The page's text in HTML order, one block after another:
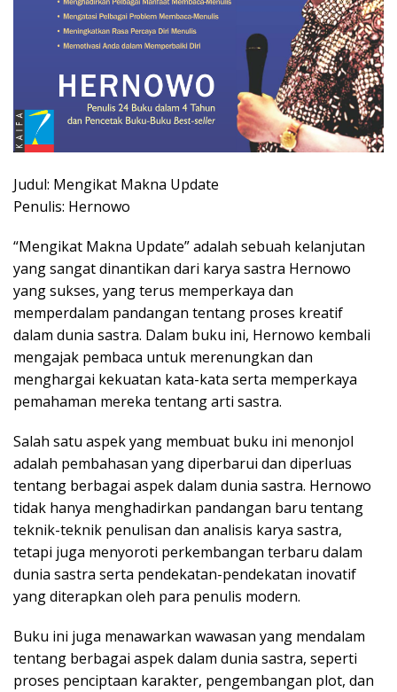
Judul: Mengikat Makna Update
Penulis: Hernowo
“Mengikat Makna Update” adalah sebuah kelanjutan
yang sangat dinantikan dari karya sastra Hernowo
yang sukses, yang terus memperkaya dan
memperdalam pandangan tentang proses kreatif
dalam dunia sastra. Dalam buku ini, Hernowo kembali
mengajak pembaca untuk merenungkan dan
menghargai kekuatan kata-kata serta memperkaya
pemahaman mereka tentang arti sastra.
Salah satu aspek yang membuat buku ini menonjol
adalah pembahasan yang diperbarui dan diperluas
tentang berbagai aspek dalam dunia sastra. Hernowo
tidak hanya menghadirkan pandangan baru tentang
teknik-teknik penulisan dan analisis karya sastra,
tetapi juga menyoroti perkembangan terbaru dalam
dunia sastra serta pendekatan-pendekatan inovatif
yang diterapkan oleh para penulis modern.
Buku ini juga menawarkan wawasan yang mendalam
tentang berbagai aspek dalam dunia sastra, seperti
proses penciptaan karakter, pengembangan plot, dan